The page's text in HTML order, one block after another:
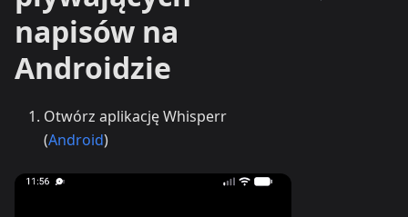
napisów na
Androidzie
Otwórz aplikację Whisperr
(Android)